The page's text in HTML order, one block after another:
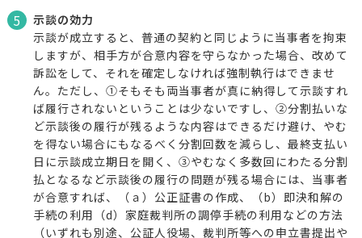
5
示談の効力
示談が成立すると、普通の契約と同じように当事者を拘束
しますが、相手方が合意内容を守らなかった場合、改めて
訴訟をして、それを確定しなければ強制執行はできませ
ん。ただし、①そもそも両当事者が真に納得して示談すれ
ば履行されないということは少ないですし、②分割払いな
ど示談後の履行が残るような内容はできるだけ避け、やむ
を得ない場合にもなるべく分割回数を減らし、最終支払い
日に示談成立期日を開く、③やむなく多数回にわたる分割
払となるなど示談後の履行の問題が残る場合には、当事者
が合意すれば、（ａ）公正証書の作成、（b）即決和解の
手続の利用（d）家庭裁判所の調停手続の利用などの方法
（いずれも別途、公証人役場、裁判所等への申立書提出や